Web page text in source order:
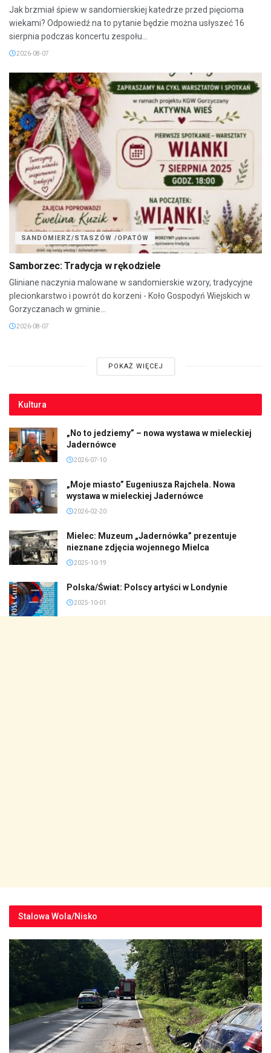
Jak brzmiał śpiew w sandomierskiej katedrze przed pięcioma
wiekami? Odpowiedź na to pytanie będzie można usłyszeć 16
sierpnia podczas koncertu zespołu...
2026-08-07
SANDOMIERZ/STASZÓW /OPATÓW
Samborzec: Tradycja w rękodziele
Gliniane naczynia malowane w sandomierskie wzory, tradycyjne
plecionkarstwo i powrót do korzeni - Koło Gospodyń Wiejskich w
Gorzyczanach w gminie...
2026-08-07
POKAŻ WIĘCEJ
Kultura
„No to jedziemy” – nowa wystawa w mieleckiej
Jadernówce
2026-07-10
„Moje miasto” Eugeniusza Rajchela. Nowa
wystawa w mieleckiej Jadernówce
2026-02-20
Mielec: Muzeum „Jadernówka” prezentuje
nieznane zdjęcia wojennego Mielca
2025-10-19
Polska/Świat: Polscy artyści w Londynie
2025-10-01
Stalowa Wola/Nisko